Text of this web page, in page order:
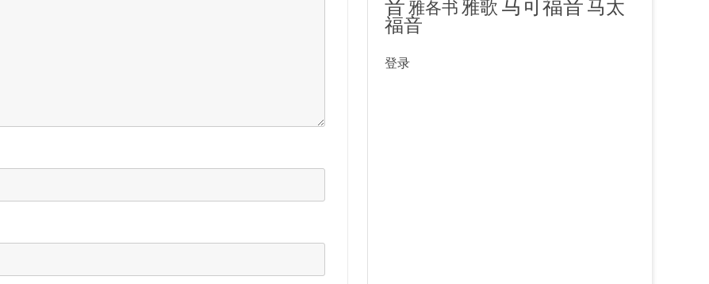
音 雅各书 雅歌 马可福音 马太
福音
登录